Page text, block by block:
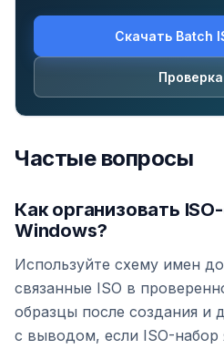
Скачать Batch
Проверка
Частые вопросы
Как организовать
Windows?
Используйте схему имен
связанные ISO в
образцы после создания и
с выводом, если ISO-набор